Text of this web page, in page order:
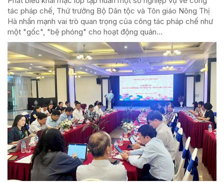
tác pháp chế, Thứ trưởng Bộ Dân tộc và Tôn giáo Nông Thị
Hà nhấn mạnh vai trò quan trọng của công tác pháp chế như
một "gốc", "bệ phóng" cho hoạt động quản...